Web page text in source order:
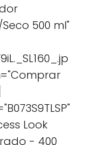
500 ml"
Look
- 400